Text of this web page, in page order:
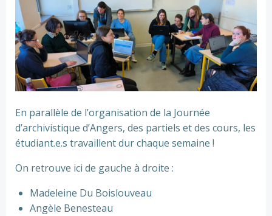
En parallèle de l’organisation de la Journée
d’archivistique d’Angers, des partiels et des cours, les
étudiant.e.s travaillent dur chaque semaine !
On retrouve ici de gauche à droite :
Madeleine Du Boislouveau
Angèle Benesteau